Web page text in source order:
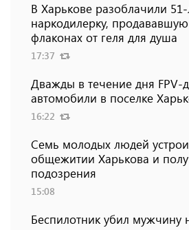
В Харькове разоблачили
наркодилерку,
флаконах от геля для душа
17:37
Дважды в течение дня FPV-
автомобили в поселке
16:22
Семь молодых людей
общежитии Харькова и
подозрения
15:08
Беспилотник убил мужчину